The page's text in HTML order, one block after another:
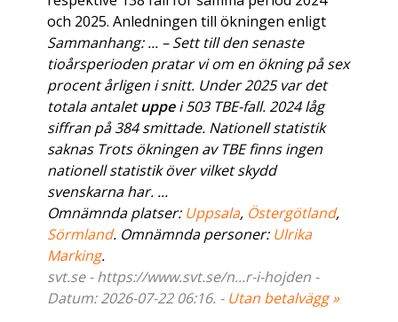
och 2025. Anledningen till ökningen enligt
Sammanhang: ... – Sett till den senaste
tioårsperioden pratar vi om en ökning på sex
procent årligen i snitt. Under 2025 var det
totala antaletuppei 503 TBE-fall. 2024 låg
siffran på 384 smittade. Nationell statistik
saknas Trots ökningen av TBE finns ingen
nationell statistik över vilket skydd
svenskarna har. ...
Omnämnda platser: Uppsala, Östergötland,
Sörmland. Omnämnda personer: Ulrika
Marking.
svt.se - https://www.svt.se/n...r-i-hojden -
Datum: 2026-07-22 06:16. - Utan betalvägg »